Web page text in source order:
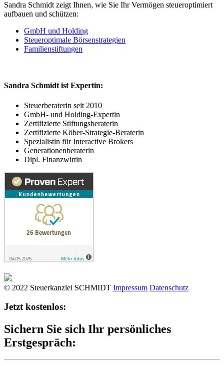
Sandra Schmidt zeigt Ihnen, wie Sie Ihr Vermögen steueroptimiert
aufbauen und schützen:
GmbH und Holding
Steueroptimale Börsenstrategien
Familienstiftungen
Sandra Schmidt ist Expertin:
Steuerberaterin seit 2010
GmbH- und Holding-Expertin
Zertifizierte Stiftungsberaterin
Zertifizierte Köber-Strategie-Beraterin
Spezialistin für Interactive Brokers
Generationenberaterin
Dipl. Finanzwirtin
© 2022 Steuerkanzlei SCHMIDT Impressum Datenschutz
Jetzt kostenlos:
Sichern Sie sich Ihr persönliches
Erstgespräch: